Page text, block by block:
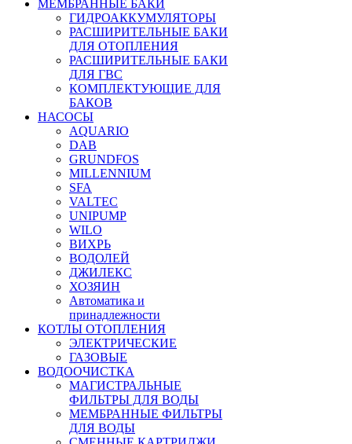
МЕМБРАННЫЕ БАКИ
ГИДРОАККУМУЛЯТОРЫ
РАСШИРИТЕЛЬНЫЕ БАКИ
ДЛЯ ОТОПЛЕНИЯ
РАСШИРИТЕЛЬНЫЕ БАКИ
ДЛЯ ГВС
КОМПЛЕКТУЮЩИЕ ДЛЯ
БАКОВ
НАСОСЫ
AQUARIO
DAB
GRUNDFOS
MILLENNIUM
SFA
VALTEC
UNIPUMP
WILO
ВИХРЬ
ВОДОЛЕЙ
ДЖИЛЕКС
ХОЗЯИН
Автоматика и
принадлежности
КОТЛЫ ОТОПЛЕНИЯ
ЭЛЕКТРИЧЕСКИЕ
ГАЗОВЫЕ
ВОДООЧИСТКА
МАГИСТРАЛЬНЫЕ
ФИЛЬТРЫ ДЛЯ ВОДЫ
МЕМБРАННЫЕ ФИЛЬТРЫ
ДЛЯ ВОДЫ